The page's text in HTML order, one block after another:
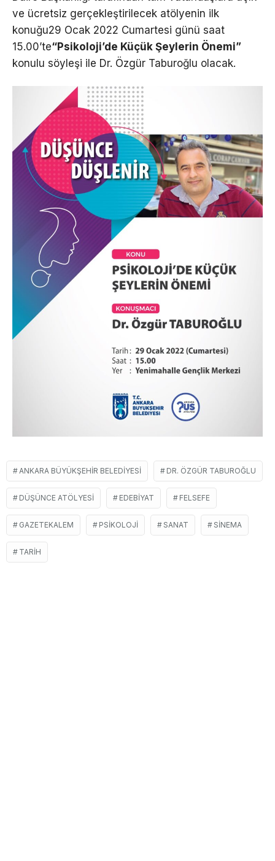
ve ücretsiz gerçekleştirilecek atölyenin ilk
konuğu29 Ocak 2022 Cumartesi günü saat
15.00’te“Psikoloji’de Küçük Şeylerin Önemi”
konulu söyleşi ile Dr. Özgür Taburoğlu olacak.
ANKARA BÜYÜKŞEHIR BELEDIYESI DR. ÖZGÜR TABUROĞLU
DÜŞÜNCE ATÖLYESI EDEBIYAT FELSEFE
GAZETEKALEM PSIKOLOJI SANAT SINEMA
TARIH